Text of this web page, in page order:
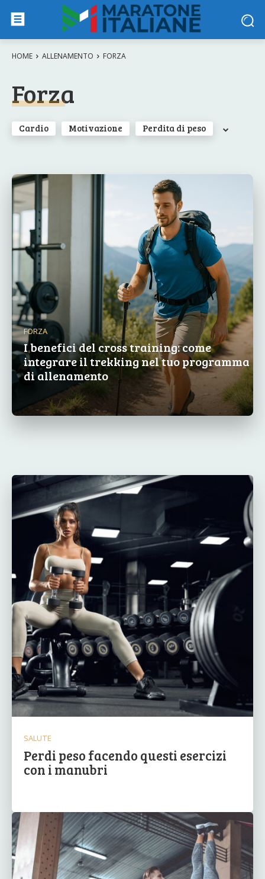
HOME ALLENAMENTO FORZA
Forza
Cardio Motivazione Perdita di peso
FORZA
I benefici del cross training: come
integrare il trekking nel tuo programma
di allenamento
SALUTE
Perdi peso facendo questi esercizi
con i manubri